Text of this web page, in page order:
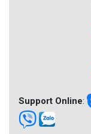
Support Online: